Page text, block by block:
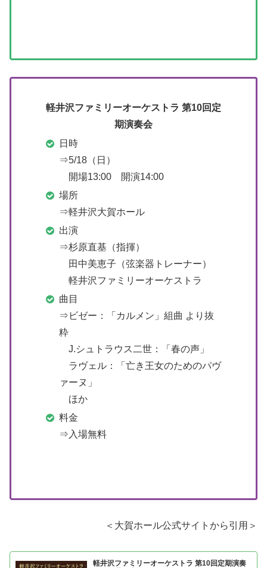
軽井沢ファミリーオーケストラ 第10回定
期演奏会
日時
⇒5/18（日）
開場13:00 開演14:00
場所
⇒軽井沢大賀ホール
出演
⇒杉原直基（指揮）
田中美恵子（弦楽器トレーナー）
軽井沢ファミリーオーケストラ
曲目
⇒ビゼー：「カルメン」組曲 より抜
粋
J.シュトラウス二世：「春の声」
ラヴェル：「亡き王女のためのパヴ
ァーヌ」
ほか
料金
⇒入場無料
＜大賀ホール公式サイトから引用＞
軽井沢ファミリーオーケストラ 第10回定期演奏